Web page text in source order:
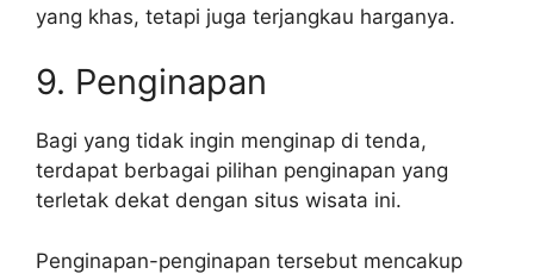
yang khas, tetapi juga terjangkau harganya.
9. Penginapan
Bagi yang tidak ingin menginap di tenda,
terdapat berbagai pilihan penginapan yang
terletak dekat dengan situs wisata ini.
Penginapan-penginapan tersebut mencakup